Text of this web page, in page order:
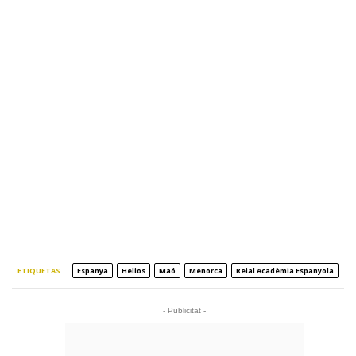
ETIQUETAS Espanya Helios Maó Menorca Reial Acadèmia Espanyola
- Publicitat -